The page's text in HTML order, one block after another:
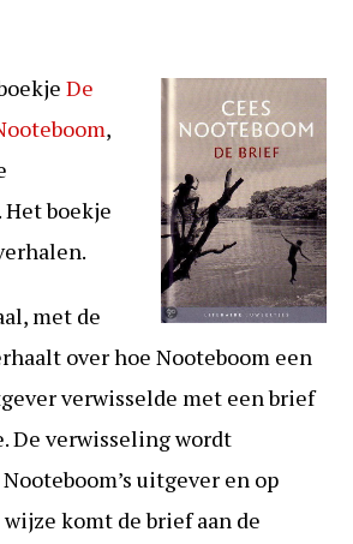
De
,
. Het boekje
met de
over hoe Nooteboom een
verwisselde met een brief
De verwisseling wordt
uitgever en op
komt de brief aan de